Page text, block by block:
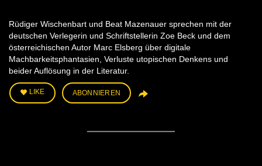
Rüdiger Wischenbart und Beat Mazenauer sprechen mit der
deutschen Verlegerin und Schriftstellerin Zoe Beck und dem
österreichischen Autor Marc Elsberg über digitale
Machbarkeitsphantasien, Verluste utopischen Denkens und
beider Auflösung in der Literatur.
LIKE ABONNIEREN